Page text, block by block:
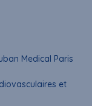
Medical Paris
et